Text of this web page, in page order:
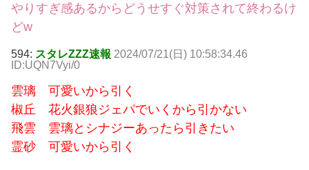
やりすぎ感あるからどうせすぐ対策されて終わるけ
どw
594: スタレZZZ速報 2024/07/21(日) 10:58:34.46
ID:UQN7Vyi/0
雲璃 可愛いから引く
椒丘 花火銀狼ジェパでいくから引かない
飛雲 雲璃とシナジーあったら引きたい
霊砂 可愛いから引く